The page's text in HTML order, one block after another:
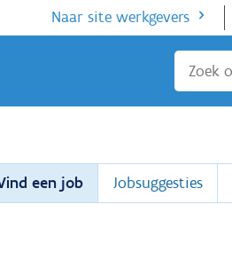
Naar site werkgevers
Sluiten
een job Jobsuggesties